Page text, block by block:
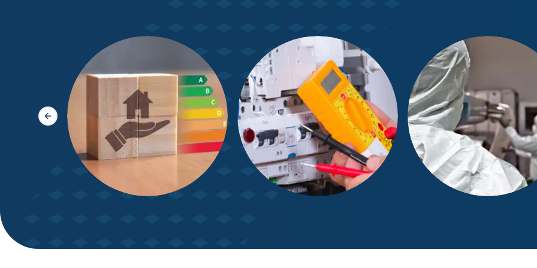
Slide précédente